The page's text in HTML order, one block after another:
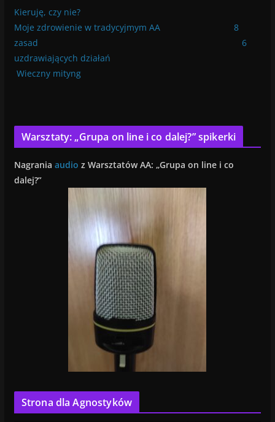
Kieruję, czy nie?
Moje zdrowienie w tradycyjmym AA
8
zasad
6
uzdrawiających działań
Wieczny mityng
Warsztaty: „Grupa on line i co dalej?” spikerki
Nagrania audio z Warsztatów AA: „Grupa on line i co
dalej?”
Strona dla Agnostyków